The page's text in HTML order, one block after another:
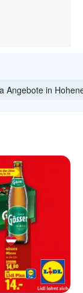
Angebote in